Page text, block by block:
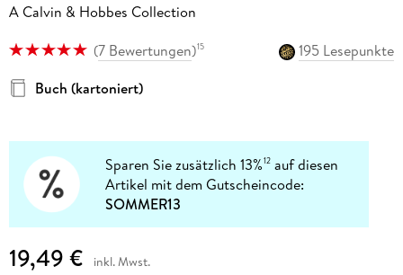
A Calvin & Hobbes Collection
(7 Bewertungen)15
195 Lesepunkte
Buch (kartoniert)
Sparen Sie zusätzlich 13%12 auf diesen
Artikel mit dem Gutscheincode:
SOMMER13
19,49 € inkl. Mwst.